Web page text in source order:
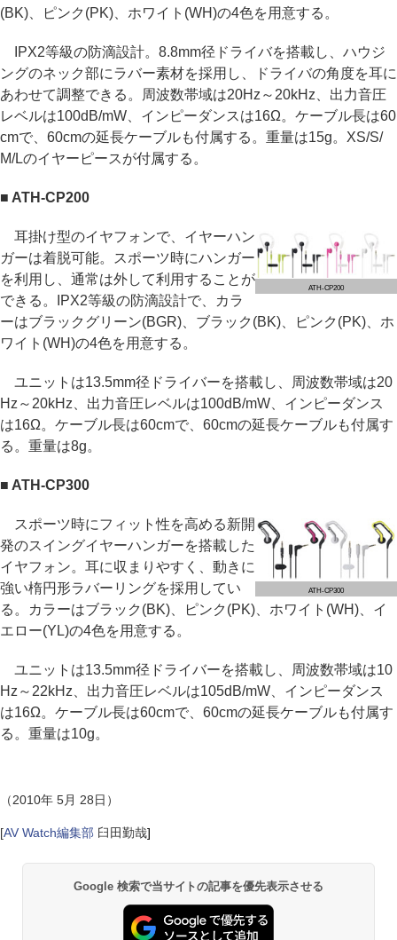
(BK)、ピンク(PK)、ホワイト(WH)の4色を用意する。
IPX2等級の防滴設計。8.8mm径ドライバを搭載し、ハウジ
ングのネック部にラバー素材を採用し、ドライバの角度を耳に
あわせて調整できる。周波数帯域は20Hz～20kHz、出力音圧
レベルは100dB/mW、インピーダンスは16Ω。ケーブル長は60
cmで、60cmの延長ケーブルも付属する。重量は15g。XS/S/
M/Lのイヤーピースが付属する。
■ ATH-CP200
ATH-CP200
耳掛け型のイヤフォンで、イヤーハン
ガーは着脱可能。スポーツ時にハンガー
を利用し、通常は外して利用することが
できる。IPX2等級の防滴設計で、カラ
ーはブラックグリーン(BGR)、ブラック(BK)、ピンク(PK)、ホ
ワイト(WH)の4色を用意する。
ユニットは13.5mm径ドライバーを搭載し、周波数帯域は20
Hz～20kHz、出力音圧レベルは100dB/mW、インピーダンス
は16Ω。ケーブル長は60cmで、60cmの延長ケーブルも付属す
る。重量は8g。
■ ATH-CP300
ATH-CP300
スポーツ時にフィット性を高める新開
発のスイングイヤーハンガーを搭載した
イヤフォン。耳に収まりやすく、動きに
強い楕円形ラバーリングを採用してい
る。カラーはブラック(BK)、ピンク(PK)、ホワイト(WH)、イ
エロー(YL)の4色を用意する。
ユニットは13.5mm径ドライバーを搭載し、周波数帯域は10
Hz～22kHz、出力音圧レベルは105dB/mW、インピーダンス
は16Ω。ケーブル長は60cmで、60cmの延長ケーブルも付属す
る。重量は10g。
（2010年 5月 28日）
[AV Watch編集部 臼田勤哉]
Google 検索で当サイトの記事を優先表示させる